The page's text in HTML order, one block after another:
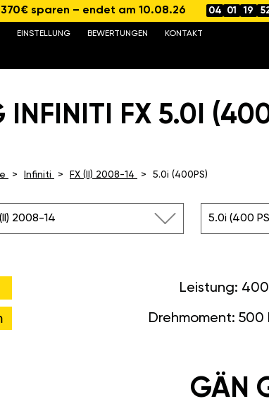
370€ sparen – endet am 10.08.26 04 01 19 51
EINSTELLUNG BEWERTUNGEN
KONTAKT
INFINITI FX 5.0I
Infiniti FX (II) 2008-14 5.0i (400PS)
2008-14 5.0i (400
Leistung: 400
Drehmoment: 500
GÄN